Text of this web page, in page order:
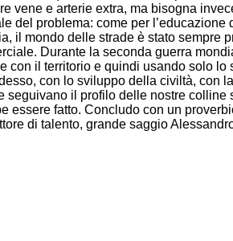
vene e arterie extra, ma bisogna
del problema: come per l’educazione
il mondo delle strade è stato sempre
Durante la seconda guerra
il territorio e quindi usando solo lo
con lo sviluppo della civiltà, con
il profilo delle nostre colline
fatto. Concludo con un
di talento, grande saggio